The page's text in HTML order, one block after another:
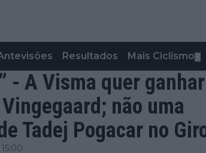
Resultados Mais Ciclismo
- A Visma quer
não uma
Tadej Pogacar no